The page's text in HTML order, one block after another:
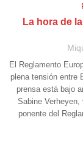
La hora de
El Reglamento
plena tensión entre
prensa está bajo
Sabine
ponente del